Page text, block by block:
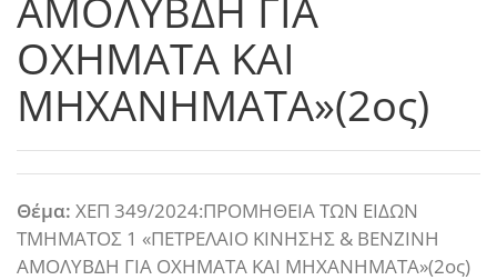
ΟΧΗΜΑΤΑ ΚΑΙ
ΜΗΧΑΝΗΜΑΤΑ»(2ος)
Θέμα: ΧΕΠ 349/2024:ΠΡΟΜΗΘΕΙΑ ΤΩΝ ΕΙΔΩΝ
ΤΜΗΜΑΤΟΣ 1 «ΠΕΤΡΕΛΑΙΟ ΚΙΝΗΣΗΣ & ΒΕΝΖΙΝΗ
ΑΜΟΛΥΒΔΗ ΓΙΑ ΟΧΗΜΑΤΑ ΚΑΙ ΜΗΧΑΝΗΜΑΤΑ»(2ος)